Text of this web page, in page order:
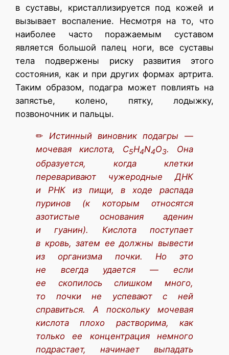
в суставы, кристаллизируется под кожей и
вызывает воспаление. Несмотря на то, что
наиболее часто поражаемым суставом
является большой палец ноги, все суставы
тела подвержены риску развития этого
состояния, как и при других формах артрита.
Таким образом, подагра может повлиять на
запястье, колено, пятку, лодыжку,
позвоночник и пальцы.
✏ Истинный виновник подагры —
мочевая кислота, C5H4N4O3. Она
образуется, когда клетки
переваривают чужеродные ДНК
и РНК из пищи, в ходе распада
пуринов (к которым относятся
азотистые основания аденин
и гуанин). Кислота поступает
в кровь, затем ее должны вывести
из организма почки. Но это
не всегда удается — если
ее скопилось слишком много,
то почки не успевают с ней
справиться. А поскольку мочевая
кислота плохо растворима, как
только ее концентрация немного
подрастает, начинает выпадать